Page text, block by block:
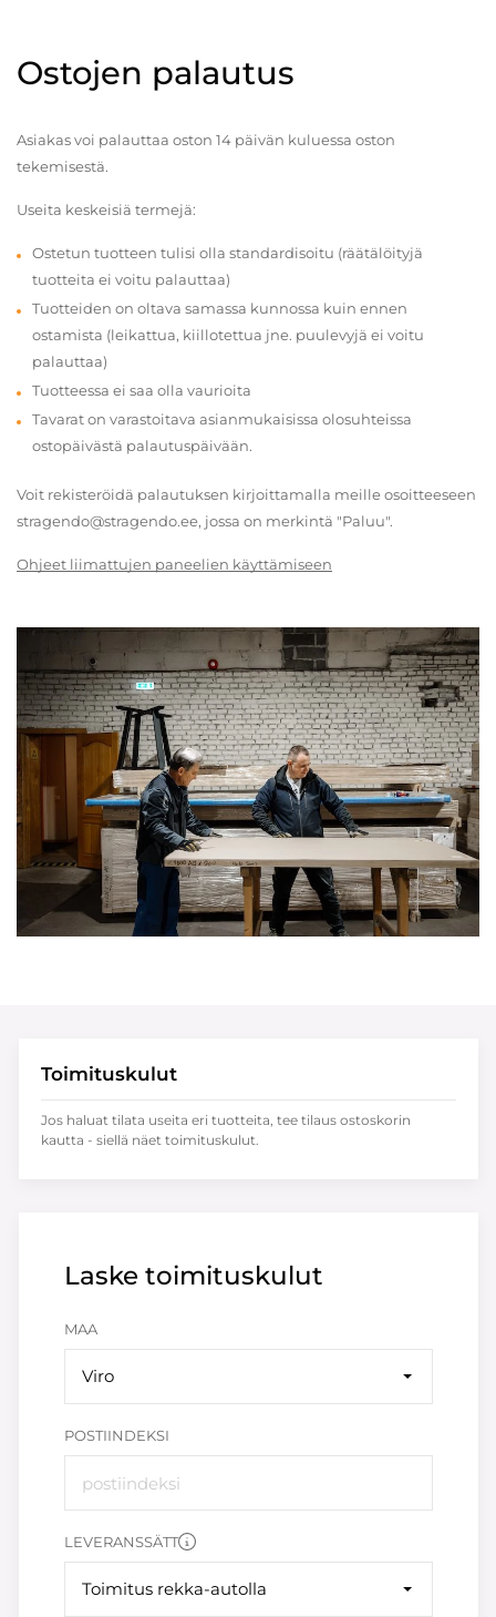
Ostojen palautus
Asiakas voi palauttaa oston 14 päivän kuluessa oston
tekemisestä.
Useita keskeisiä termejä:
Ostetun tuotteen tulisi olla standardisoitu (räätälöityjä
tuotteita ei voitu palauttaa)
Tuotteiden on oltava samassa kunnossa kuin ennen
ostamista (leikattua, kiillotettua jne. puulevyjä ei voitu
palauttaa)
Tuotteessa ei saa olla vaurioita
Tavarat on varastoitava asianmukaisissa olosuhteissa
ostopäivästä palautuspäivään.
Voit rekisteröidä palautuksen kirjoittamalla meille osoitteeseen
stragendo@stragendo.ee, jossa on merkintä "Paluu".
Ohjeet liimattujen paneelien käyttämiseen
Laske toimituskulut
MAA
Viro
POSTIINDEKSI
LEVERANSSÄTT
Toimitus rekka-autolla
Toimituskulut
Jos haluat tilata useita eri tuotteita, tee tilaus ostoskorin
kautta - siellä näet toimituskulut.